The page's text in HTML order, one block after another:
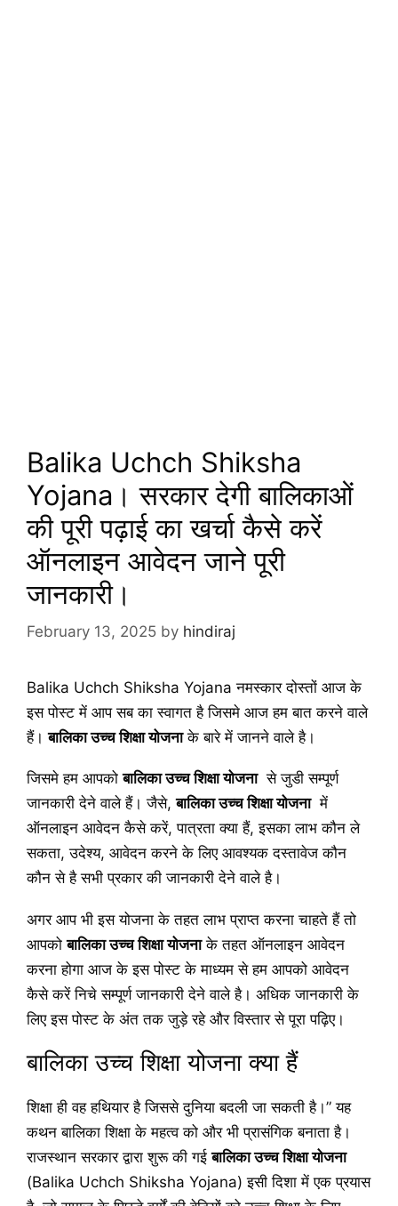
Balika Uchch Shiksha
Yojana। सरकार देगी बालिकाओं
की पूरी पढ़ाई का खर्चा कैसे करें
ऑनलाइन आवेदन जाने पूरी
जानकारी।
February 13, 2025 by hindiraj
Balika Uchch Shiksha Yojana नमस्कार दोस्तों आज के
इस पोस्ट में आप सब का स्वागत है जिसमे आज हम बात करने वाले
हैं।बालिका उच्च शिक्षा योजनाके बारे में जानने वाले है।
जिसमे हम आपकोबालिका उच्च शिक्षा योजनासे जुडी सम्पूर्ण
जानकारी देने वाले हैं। जैसे,बालिका उच्च शिक्षा योजनामें
ऑनलाइन आवेदन कैसे करें, पात्रता क्या हैं, इसका लाभ कौन ले
सकता, उदेश्य, आवेदन करने के लिए आवश्यक दस्तावेज कौन
कौन से है सभी प्रकार की जानकारी देने वाले है।
अगर आप भी इस योजना के तहत लाभ प्राप्त करना चाहते हैं तो
आपकोबालिका उच्च शिक्षा योजनाके तहत ऑनलाइन आवेदन
करना होगा आज के इस पोस्ट के माध्यम से हम आपको आवेदन
कैसे करें निचे सम्पूर्ण जानकारी देने वाले है। अधिक जानकारी के
लिए इस पोस्ट के अंत तक जुड़े रहे और विस्तार से पूरा पढ़िए।
बालिका उच्च शिक्षा योजना क्या हैं
शिक्षा ही वह हथियार है जिससे दुनिया बदली जा सकती है।” यह
कथन बालिका शिक्षा के महत्व को और भी प्रासंगिक बनाता है।
राजस्थान सरकार द्वारा शुरू की गईबालिका उच्च शिक्षा योजना
(Balika Uchch Shiksha Yojana) इसी दिशा में एक प्रयास